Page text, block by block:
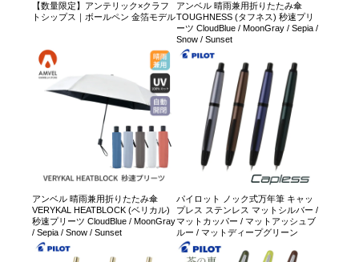
【数量限定】アンテリック×クラフ
トシップス｜ボールペン 金箔モデル
アンベル 晴雨兼用折りたたみ傘
TOUGHNESS (タフネス) 秒速プリ
ーツ CloudBlue / MoonGray / Sepia /
Snow / Sunset
アンベル 晴雨兼用折りたたみ傘
VERYKAL HEATBLOCK (ベリカル)
秒速プリーツ CloudBlue / MoonGray
/ Sepia / Snow / Sunset
パイロット ノック式万年筆 キャッ
プレス ステンレス マットシルバー /
マットカッパー / マットアッシュブ
ルー / マットディープグリーン